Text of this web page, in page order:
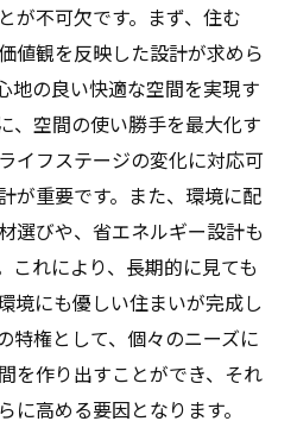
すライフスタイルの変化
計の考え方
するためのステップ
パーソナルスペース
ムのコスト管理方法
映した設計事例
る自由設計リフォームの
た機能的なデザイン
せるための工夫
ニークな空間
が不可欠です。まず、住む
値観を反映した設計が求めら
地の良い快適な空間を実現す
、空間の使い勝手を最大化す
イフステージの変化に対応可
が重要です。また、環境に配
選びや、省エネルギー設計も
これにより、長期的に見ても
境にも優しい住まいが完成し
特権として、個々のニーズに
を作り出すことができ、それ
高める要因となります。